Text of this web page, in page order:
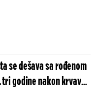
se dešava sa rođenom
godine nakon krvavog